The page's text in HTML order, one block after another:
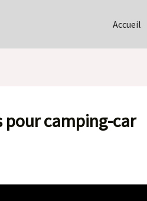
Accueil
pour camping-car